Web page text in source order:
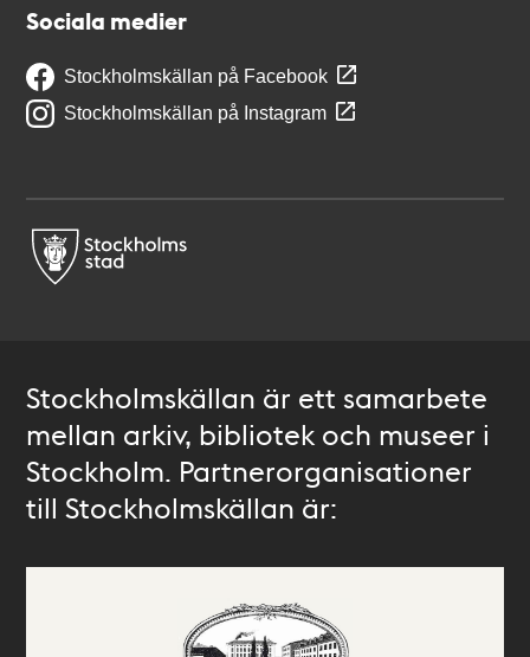
Sociala medier
Stockholmskällan på Facebook
Stockholmskällan på Instagram
Stockholmskällan är ett samarbete
mellan arkiv, bibliotek och museer i
Stockholm. Partnerorganisationer
till Stockholmskällan är: